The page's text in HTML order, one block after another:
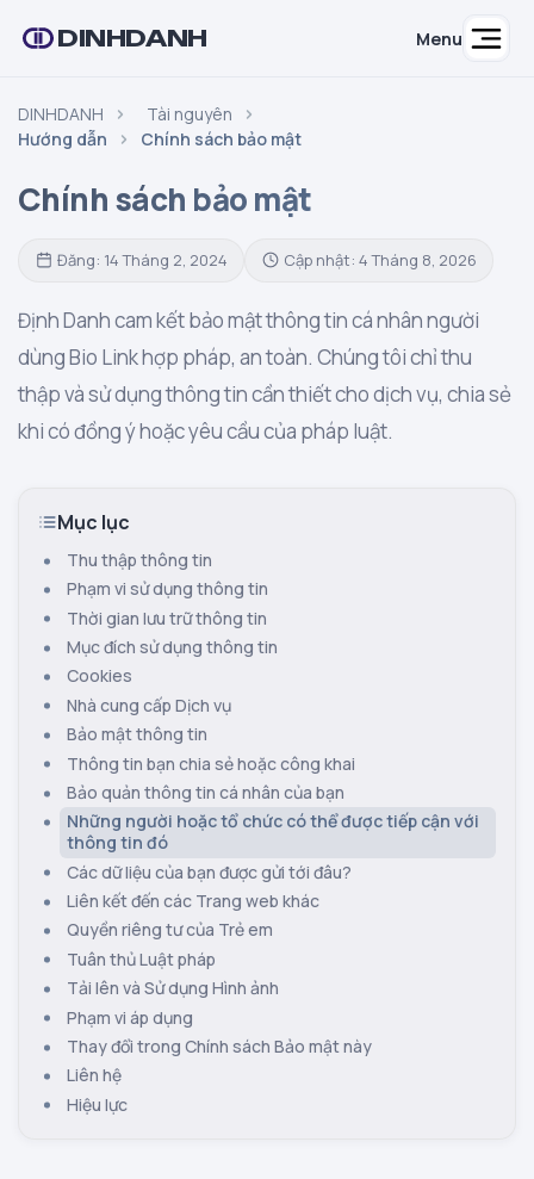
DINHDANH Menu
DINHDANH
Tài nguyên
Hướng dẫn
Chính sách bảo mật
Chính sách bảo mật
Đăng: 14 Tháng 2, 2024 Cập nhật: 4 Tháng 8, 2026
Định Danh cam kết bảo mật thông tin cá nhân người
dùng Bio Link hợp pháp, an toàn. Chúng tôi chỉ thu
thập và sử dụng thông tin cần thiết cho dịch vụ, chia sẻ
khi có đồng ý hoặc yêu cầu của pháp luật.
Mục lục
Thu thập thông tin
Phạm vi sử dụng thông tin
Thời gian lưu trữ thông tin
Mục đích sử dụng thông tin
Cookies
Nhà cung cấp Dịch vụ
Bảo mật thông tin
Thông tin bạn chia sẻ hoặc công khai
Bảo quản thông tin cá nhân của bạn
Những người hoặc tổ chức có thể được tiếp cận với
thông tin đó
Các dữ liệu của bạn được gửi tới đâu?
Liên kết đến các Trang web khác
Quyền riêng tư của Trẻ em
Tuân thủ Luật pháp
Tải lên và Sử dụng Hình ảnh
Phạm vi áp dụng
Thay đổi trong Chính sách Bảo mật này
Liên hệ
Hiệu lực